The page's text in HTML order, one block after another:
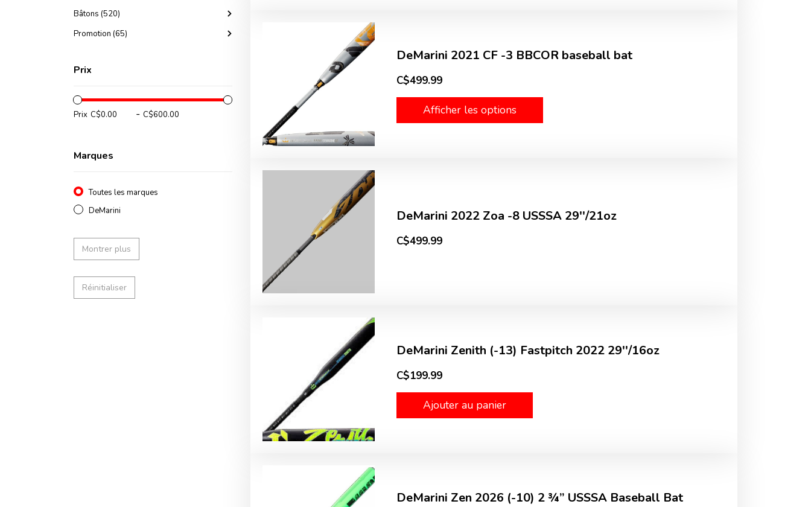
Bâtons (520)
Promotion (65)
Prix
Prix -
Marques
Toutes les marques
DeMarini
Montrer plus
Réinitialiser
DeMarini 2021 CF -3 BBCOR baseball bat
C$499.99
Afficher les options
DeMarini 2022 Zoa -8 USSSA 29''/21oz
C$499.99
DeMarini Zenith (-13) Fastpitch 2022 29''/16oz
C$199.99
Ajouter au panier
DeMarini Zen 2026 (-10) 2 ¾” USSSA Baseball Bat